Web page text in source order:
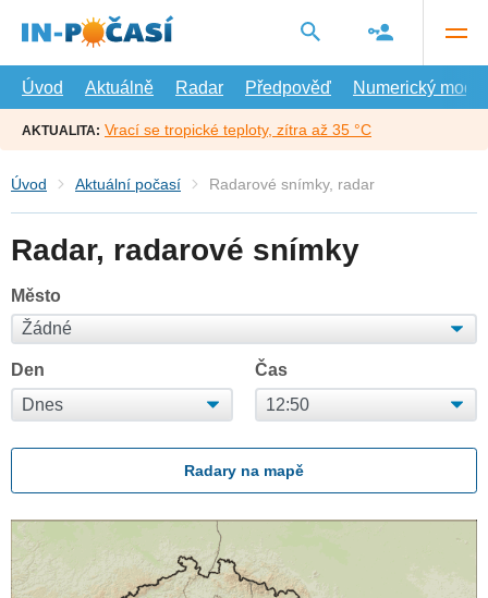
hlavní
Úvod
Aktuálně Radar Předpověď Numerický model
AKTUALITA: Vrací se tropické teploty, zítra až 35 °C
Úvod Aktuální počasí Radarové snímky, radar
Radar, radarové snímky
Město
Den Čas
Radary na mapě